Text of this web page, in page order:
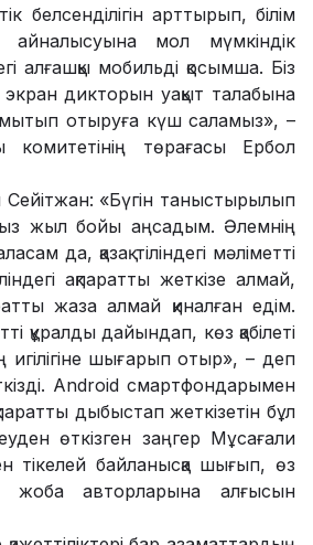
белсенділігін арттырып, білім
мол мүмкіндік
алғашқы мобильді қосымша. Біз
дикторын уақыт талабына
отыруға күш саламыз», –
комитетінің төрағасы Ербол
«Бүгін таныстырылып
жыл бойы аңсадым. Әлемнің
да, қазақ тіліндегі мәліметті
ақпаратты жеткізе алмай,
жаза алмай қиналған едім.
құралды дайындап, көз қабілеті
шығарып отыр», – деп
Android смартфондарымен
дыбыстап жеткізетін бұл
өткізген заңгер Мұсағали
тікелей байланысқа шығып, өз
жоба авторларына алғысын